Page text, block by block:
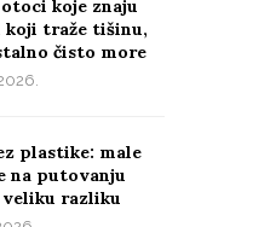
koje znaju
koji traže tišinu,
čisto more
plastike: male
na putovanju
veliku razliku